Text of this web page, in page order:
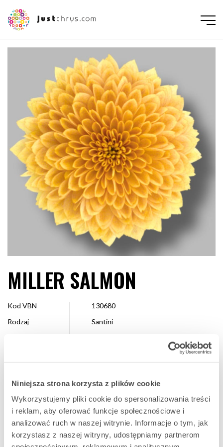
Niniejsza strona korzysta z plików cookie
Wykorzystujemy pliki cookie do spersonalizowania treści
i reklam, aby oferować funkcje społecznościowe i
analizować ruch w naszej witrynie. Informacje o tym, jak
korzystasz z naszej witryny, udostępniamy partnerom
NEDERLANDS DEUTSCH FRANÇAIS РУССКИЙ
MILLER SALMON
Kod VBN
130680
Rodzaj
Santini
Hodowca
Floritec
Dostępne
Cały sezon
ULUBIONA